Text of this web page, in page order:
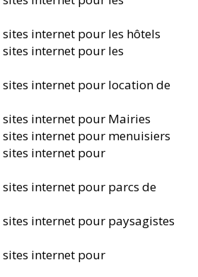
internet pour les hôtels
internet pour les
sites internet pour location de
sites internet pour Mairies
sites internet pour menuisiers
sites internet pour
sites internet pour parcs de
internet pour paysagistes
sites internet pour